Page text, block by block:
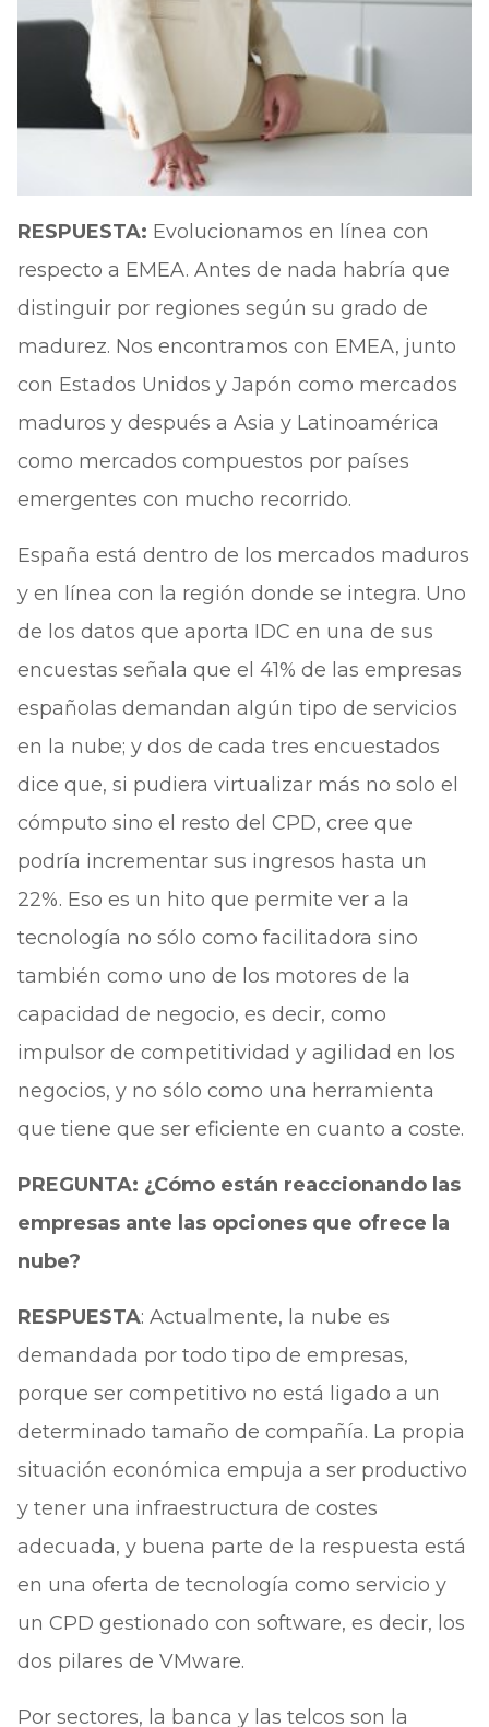
RESPUESTA: Evolucionamos en línea con
respecto a EMEA. Antes de nada habría que
distinguir por regiones según su grado de
madurez. Nos encontramos con EMEA, junto
con Estados Unidos y Japón como mercados
maduros y después a Asia y Latinoamérica
como mercados compuestos por países
emergentes con mucho recorrido.
España está dentro de los mercados maduros
y en línea con la región donde se integra. Uno
de los datos que aporta IDC en una de sus
encuestas señala que el 41% de las empresas
españolas demandan algún tipo de servicios
en la nube; y dos de cada tres encuestados
dice que, si pudiera virtualizar más no solo el
cómputo sino el resto del CPD, cree que
podría incrementar sus ingresos hasta un
22%. Eso es un hito que permite ver a la
tecnología no sólo como facilitadora sino
también como uno de los motores de la
capacidad de negocio, es decir, como
impulsor de competitividad y agilidad en los
negocios, y no sólo como una herramienta
que tiene que ser eficiente en cuanto a coste.
PREGUNTA: ¿Cómo están reaccionando las
empresas ante las opciones que ofrece la
nube?
RESPUESTA: Actualmente, la nube es
demandada por todo tipo de empresas,
porque ser competitivo no está ligado a un
determinado tamaño de compañía. La propia
situación económica empuja a ser productivo
y tener una infraestructura de costes
adecuada, y buena parte de la respuesta está
en una oferta de tecnología como servicio y
un CPD gestionado con software, es decir, los
dos pilares de VMware.
Por sectores, la banca y las telcos son la